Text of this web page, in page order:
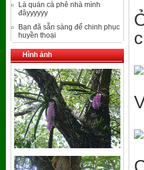
Là quán cà phê nhà mình
đâyyyyyy
Bạn đã sẵn sàng để chinh phục
huyền thoại
Hình ảnh